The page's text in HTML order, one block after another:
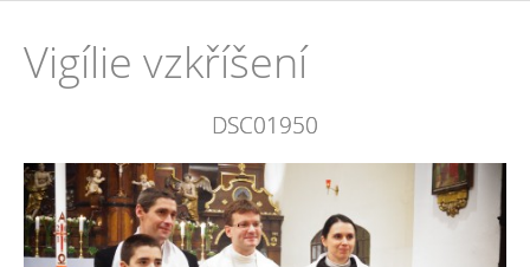
Vigílie vzkříšení
DSC01950